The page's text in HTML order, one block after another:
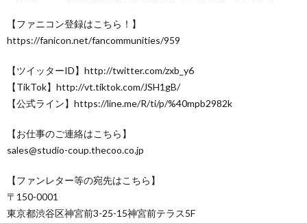
【ファニコン登録はこちら！】
https://fanicon.net/fancommunities/959
【ツイッターID】http://twitter.com/zxb_y6
【TikTok】http://vt.tiktok.com/JSH1gB/
【公式ライン】https://line.me/R/ti/p/%40mpb2982k
【お仕事のご連絡はこちら】
sales@studio-coup.thecoo.co.jp
【ファンレター等の宛先はこちら】
〒150-0001
東京都渋谷区神宮前3-25-15神宮前テラス5F